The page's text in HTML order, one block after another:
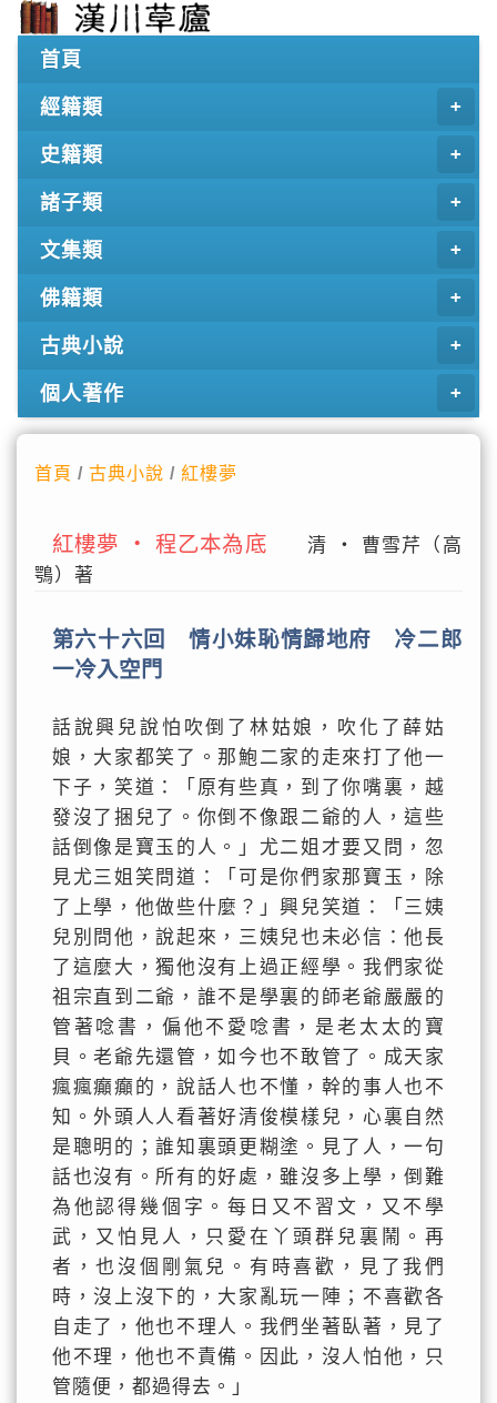
首頁
經籍類
史籍類
諸子類
文集類
佛籍類
古典小說
個人著作
首頁 /古典小說 /紅樓夢
紅樓夢 ‧ 程乙本為底 清 ‧ 曹雪芹（高
鶚）著
第六十六回 情小妹恥情歸地府 冷二郎
一冷入空門
話說興兒說怕吹倒了林姑娘，吹化了薛姑
娘，大家都笑了。那鮑二家的走來打了他一
下子，笑道：「原有些真，到了你嘴裏，越
發沒了捆兒了。你倒不像跟二爺的人，這些
話倒像是寶玉的人。」尤二姐才要又問，忽
見尤三姐笑問道：「可是你們家那寶玉，除
了上學，他做些什麼？」興兒笑道：「三姨
兒別問他，說起來，三姨兒也未必信：他長
了這麼大，獨他沒有上過正經學。我們家從
祖宗直到二爺，誰不是學裏的師老爺嚴嚴的
管著唸書，偏他不愛唸書，是老太太的寶
貝。老爺先還管，如今也不敢管了。成天家
瘋瘋癲癲的，說話人也不懂，幹的事人也不
知。外頭人人看著好清俊模樣兒，心裏自然
是聰明的；誰知裏頭更糊塗。見了人，一句
話也沒有。所有的好處，雖沒多上學，倒難
為他認得幾個字。每日又不習文，又不學
武，又怕見人，只愛在丫頭群兒裏鬧。再
者，也沒個剛氣兒。有時喜歡，見了我們
時，沒上沒下的，大家亂玩一陣；不喜歡各
自走了，他也不理人。我們坐著臥著，見了
他不理，他也不責備。因此，沒人怕他，只
管隨便，都過得去。」